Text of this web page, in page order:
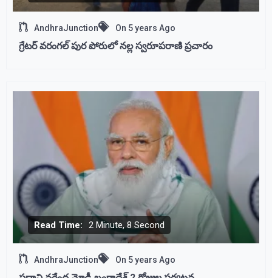
AndhraJunction On 5 years Ago
గ్రేటర్ వరంగల్ పుర పోరులో నల్ల స్వరూపరాణి ప్రచారం
Read Time: 2 Minute, 8 Second
AndhraJunction On 5 years Ago